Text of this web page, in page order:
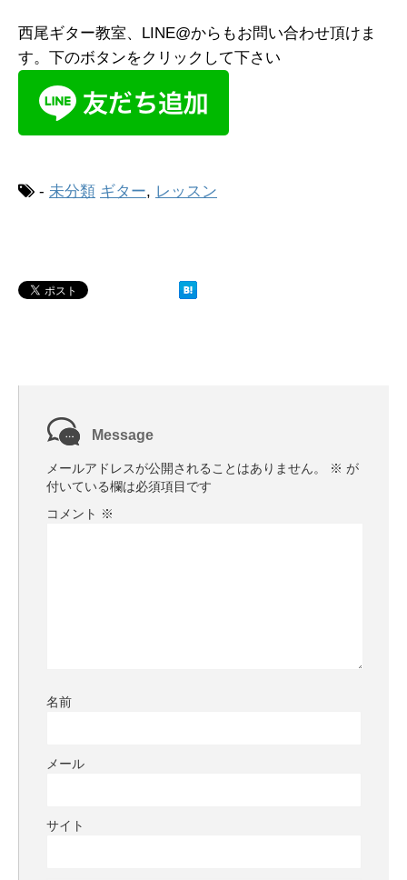
西尾ギター教室、LINE@からもお問い合わせ頂けま
す。下のボタンをクリックして下さい
- 未分類 ギター, レッスン
Message
メールアドレスが公開されることはありません。 ※ が
付いている欄は必須項目です
コメント ※
名前
メール
サイト